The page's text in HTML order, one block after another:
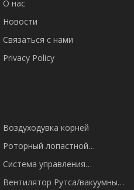
О нас
Новости
Связаться с нами
Privacy Policy
Воздуходувка корней
Роторный лопастной
вентилятор
Система управления
вентилятором
Вентилятор Рутса/вакуумный